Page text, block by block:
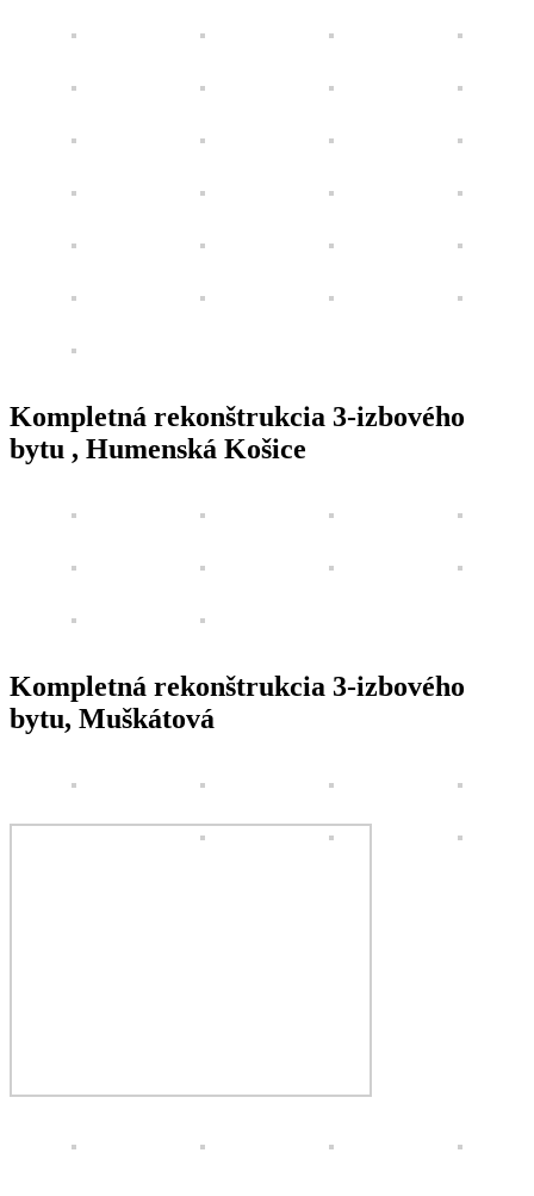
Kompletná rekonštrukcia 3-izbového
bytu , Humenská Košice
Kompletná rekonštrukcia 3-izbového
bytu, Muškátová